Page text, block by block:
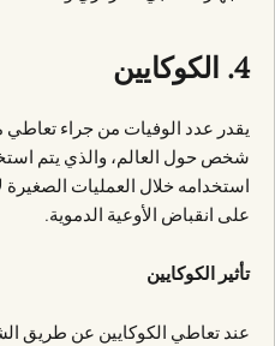
4. الكوكايين
شخص حول العالم، والذي يتم
استخدامه خلال العمليات الصغيرة
على انقباض الأوعية الدموية.
تأثير الكوكايين
عند تعاطي الكوكايين عن طريق